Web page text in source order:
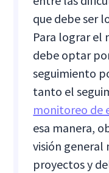
que debe ser
Para lograr el
debe optar
seguimiento
tanto el
monitoreo de
esa manera,
visión general
proyectos y